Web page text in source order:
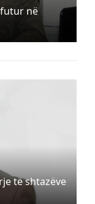
në
të shtazëve